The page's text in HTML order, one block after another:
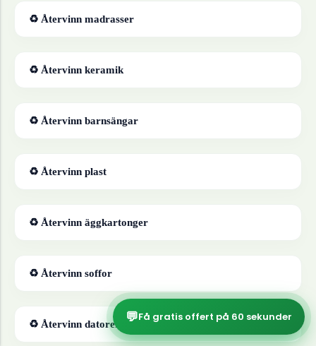
♻ Återvinn madrasser
♻ Återvinn keramik
♻ Återvinn barnsängar
♻ Återvinn plast
♻ Återvinn äggkartonger
♻ Återvinn soffor
♻ Återvinn datorer 💬Få gratis offert på 60 sekunder